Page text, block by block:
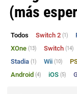
(más
Todos Switch 2 (1)
XOne (13) Switch (14)
Stadia (1) Wii (10)
Android (4) iOS (5)